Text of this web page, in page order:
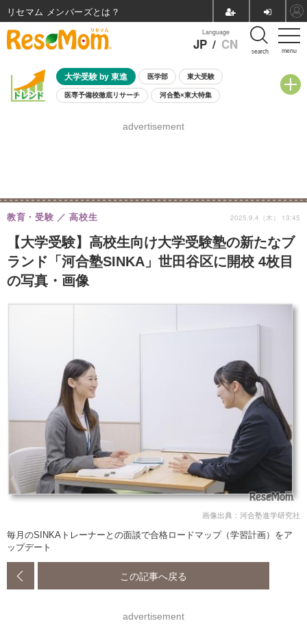
menu
Language
JP / CN search
大学受験 by 東進 医学部 東大受験
医専予備校徹底リサーチ 河合塾×東大特集
8月開催学校説明会・相談会
advertisement
【大学受験】高校生向け大学受験塾の新たなブ
ランド「河合塾SINKA」世田谷区に開校 4枚目
の写真・画像
教育・受験 高校生 2025.9.4（木） 13:45
画像出典：河合塾進学研究社
毎月のSINKAトレーナーとの面談で合格ロードマップ（学習計画）をア
ップデート
この記事へ戻る
advertisement
リセマム メンバーズ